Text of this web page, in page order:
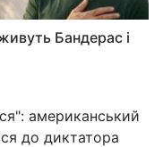
Бандерас і
американський
до диктатора